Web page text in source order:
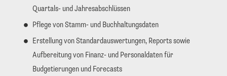
Quartals- und Jahresabschlüssen
Pflege von Stamm- und Buchhaltungsdaten
Erstellung von Standardauswertungen, Reports sowie
Aufbereitung von Finanz- und Personaldaten für
Budgetierungen und Forecasts